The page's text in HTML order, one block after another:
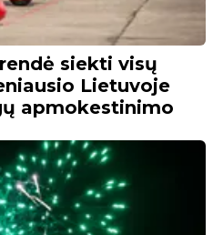
siekti visų
Lietuvoje
apmokestinimo